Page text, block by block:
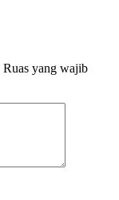
Ruas yang wajib